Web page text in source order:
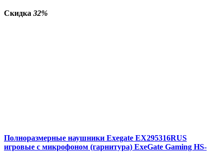
Скидка 32%
Полноразмерные наушники Exegate EX295316RUS
игровые с микрофоном (гарнитура) ExeGate Gaming HS-